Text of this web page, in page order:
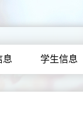
息 学生信息